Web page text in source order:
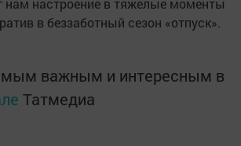
нам настроение в тяжелые моменты
в беззаботный сезон «отпуск».
важным и интересным в
Татмедиа